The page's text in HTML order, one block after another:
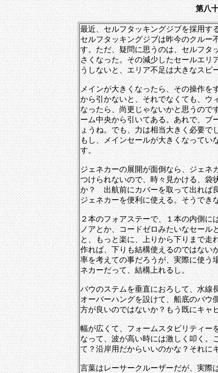
第八
最近、セルフタッキングジブを採用す
セルフタッキングジブは昨今のクルー
す。ただ、疑問に思うのは、セルフタ
さくなった。その減少したセールエリ
うしないと、エリア不足は大きなスピ
メインが大きくなったら、その操作を
から引かないと、それでなくても、ウ
なったら、尚更じゃないかと思うので
ーム中央から引いてある。あれで、
ょうね。でも、力は相当大きく必要で
もし、メインセールが大きくなってい
す。
ジェネカーの展開が面倒なら、ジェネ
つけられないので、時々見かける、袋
か？ 出航前にカバーを取って出れば
ジェネカーを便利に使える。そうで
２本のフォアステーで、１本の内側に
ノアとか、コードゼロみたいなセール
と、もっと楽に、上りから下りまで走
作れば、下りも結構使えるのではない
率を考えての事だろうが、実際に使う
ネカーだって、結構上れるし。
バウのステムを垂直におろして、水線
オーバーハングを設けて、船底のバウ
方が良いのではないか？もう既にキャ
幅が広くて、フォームスタビリティー
なって、波が高い時には激しく叩く。
て？沿岸用だからいいのかな？それに
言葉はレーサークルーザーだが、実際